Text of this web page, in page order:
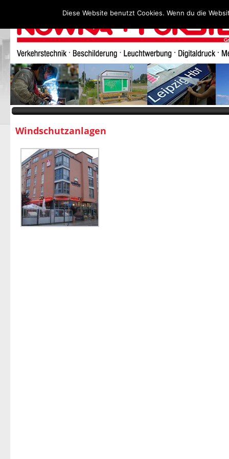
Windschutzanlagen
Diese Website benutzt Cookies. Wenn du die